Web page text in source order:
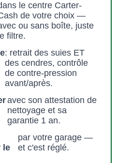
le centre Carter-
de votre choix —
ou sans boîte, juste
le filtre.
: retrait des suies ET
des cendres, contrôle
de contre-pression
avant/après.
avec son attestation de
nettoyage et sa
garantie 1 an.
le
par votre garage —
et c'est réglé.